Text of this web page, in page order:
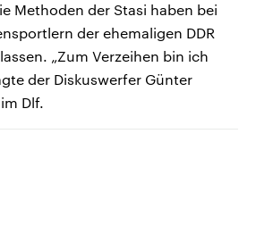
Methoden der Stasi haben bei
der ehemaligen DDR
„Zum Verzeihen bin ich
der Diskuswerfer Günter
Dlf.